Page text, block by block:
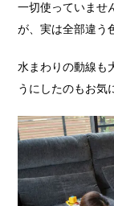
一切使っていませ
が、実は全部違う
水まわりの動線も
うにしたのもお気